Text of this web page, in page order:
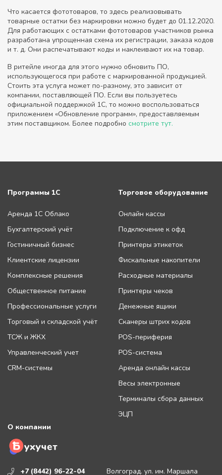
Что касается фототоваров, то здесь реализовывать
товарные остатки без маркировки можно будет до 01.12.2020.
Для работающих с остатками фототоваров участников рынка
разработана упрощенная схема их регистрации, заказа кодов
и т. д. Они распечатывают коды и наклеивают их на товар.
В ритейле иногда для этого нужно обновить ПО,
использующегося при работе с маркированной продукцией.
Стоить эта услуга может по-разному, это зависит от
компании, поставляющей ПО. Если вы пользуетесь
официальной поддержкой 1С, то можно воспользоваться
приложением «Обновление программ», предоставляемым
этим поставщиком. Более подробно смотрите тут.
+7 (8442) 96-22-04 Волгоград. ул. им. Маршала
Программы 1С
Аренда 1С Облако
Бухгалтерский учёт
Гостиничный бизнес
Клиентские лицензии
Комплексные решения
Общественное питание
Профессиональные услуги
Торговый и складской учёт
ТСЖ и ЖКХ
Управленческий учет
CRM-системы
Торговое оборудование
Онлайн кассы
Подключение к офд
Принтеры этикеток
Фискальные накопители
Расходные материалы
Принтеры чеков
Денежные ящики
Сканеры штрих кодов
POS-периферия
POS-система
Аренда онлайн кассы
Весы электронные
Терминалы сбора данных
ЭЦП
О компании